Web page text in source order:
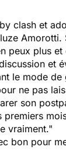
clash et
Amorotti.
peux plus
et
le mode
ne pas
son
vraiment."
bon pour